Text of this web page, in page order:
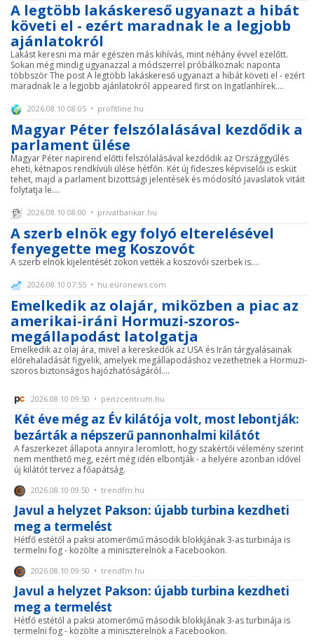
A legtöbb lakáskereső ugyanazt a hibát
követi el - ezért maradnak le a legjobb
ajánlatokról
Lakást keresni ma már egészen más kihívás, mint néhány évvel ezelőtt.
Sokan még mindig ugyanazzal a módszerrel próbálkoznak: naponta
többször The post A legtöbb lakáskereső ugyanazt a hibát követi el - ezért
maradnak le a legjobb ajánlatokról appeared first on Ingatlanhírek....
2026.08.10 08:05 • profitline.hu
Magyar Péter felszólalásával kezdődik a
parlament ülése
Magyar Péter napirend előtti felszólalásával kezdődik az Országgyűlés
eheti, kétnapos rendkívüli ülése hétfőn. Két új fideszes képviselői is esküt
tehet, majd a parlament bizottsági jelentések és módosító javaslatok vitáit
folytatja le....
2026.08.10 08:00 • privatbankar.hu
A szerb elnök egy folyó elterelésével
fenyegette meg Koszovót
A szerb elnök kijelentését zokon vették a koszovói szerbek is....
2026.08.10 07:55 • hu.euronews.com
Emelkedik az olajár, miközben a piac az
amerikai-iráni Hormuzi-szoros-
megállapodást latolgatja
Emelkedik az olaj ára, mivel a kereskedők az USA és Irán tárgyalásainak
előrehaladását figyelik, amelyek megállapodáshoz vezethetnek a Hormuzi-
szoros biztonságos hajózhatóságáról....
2026.08.10 09:50 • penzcentrum.hu
Két éve még az Év kilátója volt, most lebontják:
bezárták a népszerű pannonhalmi kilátót
A faszerkezet állapota annyira leromlott, hogy szakértői vélemény szerint
nem menthető meg, ezért még idén elbontják - a helyére azonban idővel
új kilátót tervez a főapátság.
2026.08.10 09:50 • trendfm.hu
Javul a helyzet Pakson: újabb turbina kezdheti
meg a termelést
Hétfő estétől a paksi atomerőmű második blokkjának 3-as turbinája is
termelni fog - közölte a miniszterelnök a Facebookon.
2026.08.10 09:50 • trendfm.hu
Javul a helyzet Pakson: újabb turbina kezdheti
meg a termelést
Hétfő estétől a paksi atomerőmű második blokkjának 3-as turbinája is
termelni fog - közölte a miniszterelnök a Facebookon.